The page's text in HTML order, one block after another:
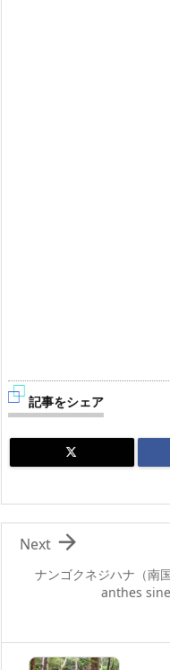
記事をシェア
ナンゴクネジハナ（南
anthes

Next